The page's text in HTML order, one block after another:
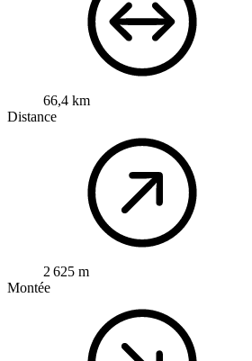
66,4 km
Distance
2 625 m
Montée